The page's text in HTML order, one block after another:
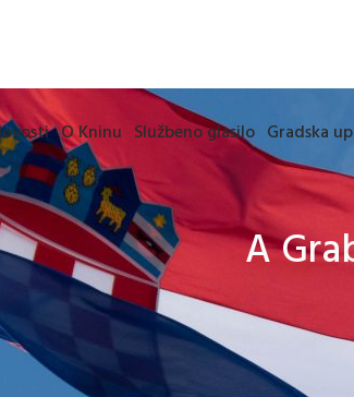
O Kninu Službeno glasilo Gradska
A